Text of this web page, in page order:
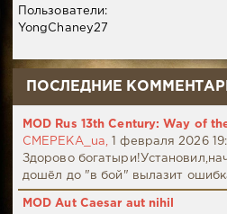
Пользователи:
YongChaney27
ПОСЛЕДНИЕ
MOD Rus 13th Century: Way of
CMEPEKA_ua,
1 февраля 2026
Здорово
дошёл до "в бой" вылазит
MOD Aut Caesar aut nihil